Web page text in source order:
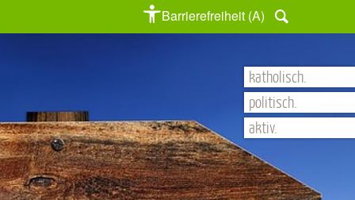
Barrierefreiheit (A)
katholisch.
politisch.
aktiv.